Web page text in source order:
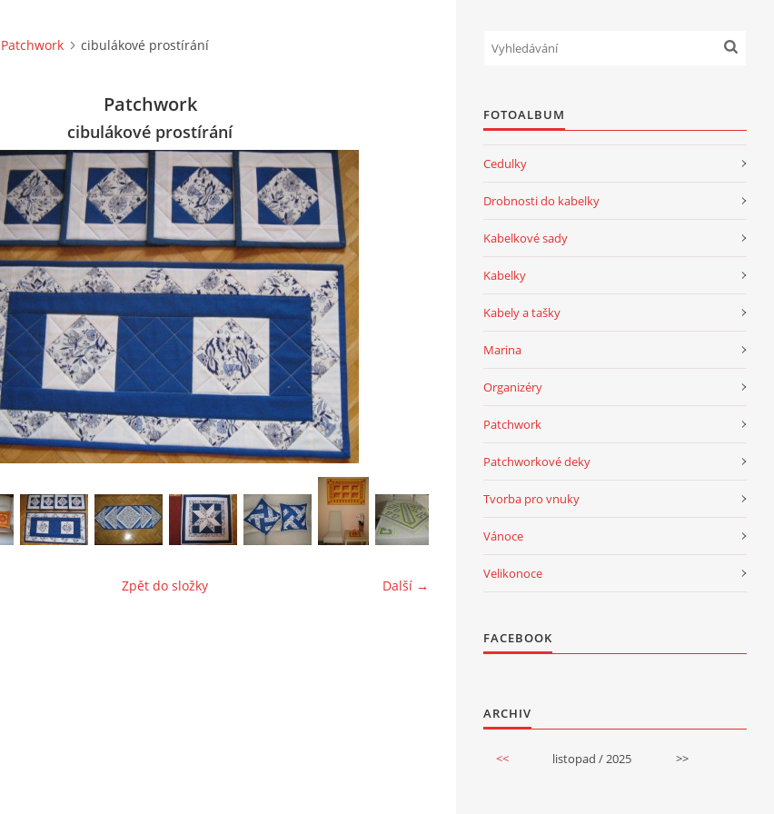
Patchwork cibulákové prostírání
Patchwork
cibulákové prostírání
Další →
Zpět do složky
FOTOALBUM
Cedulky
Drobnosti do kabelky
Kabelkové sady
Kabelky
Kabely a tašky
Marina
Organizéry
Patchwork
Patchworkové deky
Tvorba pro vnuky
Vánoce
Velikonoce
FACEBOOK
ARCHIV
<< listopad / 2025 >>